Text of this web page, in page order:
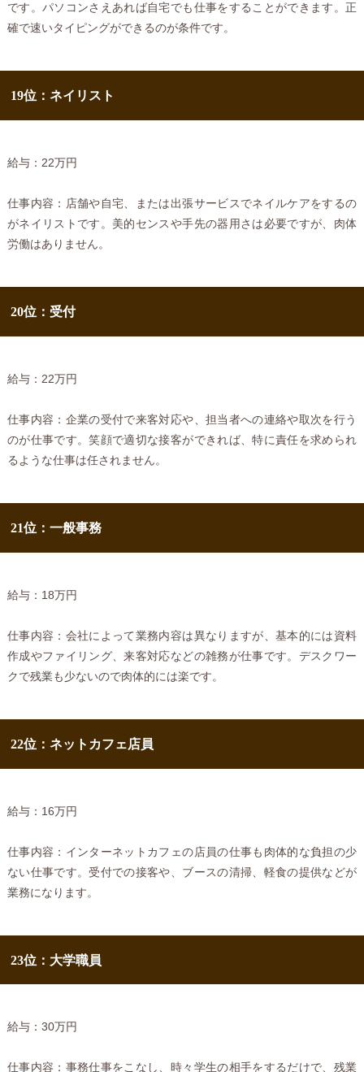
です。パソコンさえあれば自宅でも仕事をすることができます。正
確で速いタイピングができるのが条件です。
19位：ネイリスト
給与：22万円
仕事内容：店舗や自宅、または出張サービスでネイルケアをするの
がネイリストです。美的センスや手先の器用さは必要ですが、肉体
労働はありません。
20位：受付
給与：22万円
仕事内容：企業の受付で来客対応や、担当者への連絡や取次を行う
のが仕事です。笑顔で適切な接客ができれば、特に責任を求められ
るような仕事は任されません。
21位：一般事務
給与：18万円
仕事内容：会社によって業務内容は異なりますが、基本的には資料
作成やファイリング、来客対応などの雑務が仕事です。デスクワー
クで残業も少ないので肉体的には楽です。
22位：ネットカフェ店員
給与：16万円
仕事内容：インターネットカフェの店員の仕事も肉体的な負担の少
ない仕事です。受付での接客や、ブースの清掃、軽食の提供などが
業務になります。
23位：大学職員
給与：30万円
仕事内容：事務仕事をこなし、時々学生の相手をするだけで、残業